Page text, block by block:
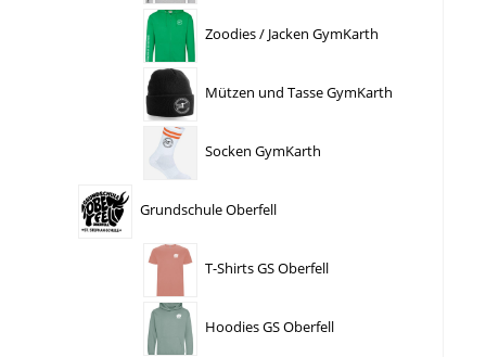
Zoodies / Jacken GymKarth
Mützen und Tasse GymKarth
Socken GymKarth
Grundschule Oberfell
T-Shirts GS Oberfell
Hoodies GS Oberfell